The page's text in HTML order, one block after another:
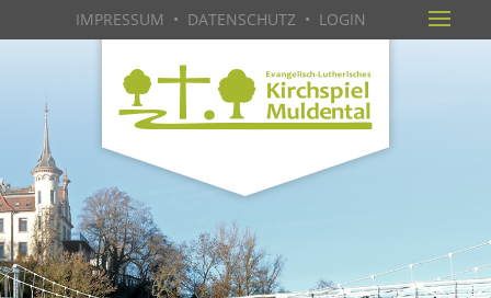
IMPRESSUM • DATENSCHUTZ • LOGIN